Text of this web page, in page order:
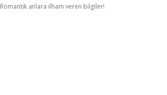
Romantik anlara ilham veren bilgiler!